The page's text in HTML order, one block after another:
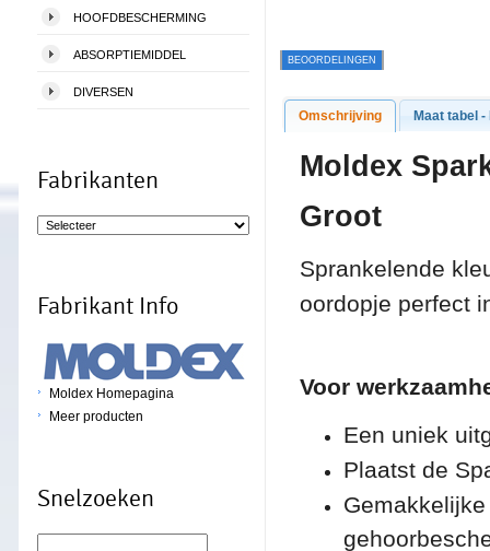
HOOFDBESCHERMING
ABSORPTIEMIDDEL
DIVERSEN
Fabrikanten
Fabrikant Info
Moldex Homepagina
Meer producten
Snelzoeken
BEOORDELINGEN
Omschrijving Maat tabel -
Moldex
Groot
Sprankelende
oordopje perfect
Voor
Een uniek
Plaatst de